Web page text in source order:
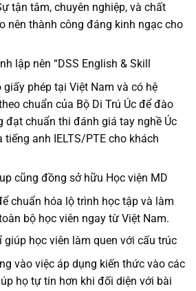
tận tâm, chuyên nghiệp, và chất
nên thành công đáng kinh ngạc cho
lập nên “DSS English & Skill
giấy phép tại Việt Nam và có hệ
chuẩn của Bộ Di Trú Úc để đào
đạt chuẩn thi đánh giá tay nghề Úc
tiếng anh IELTS/PTE cho khách
cũng đồng sở hữu Học viện MD
chuẩn hóa lộ trình học tập và làm
bộ học viên ngay từ Việt Nam.
học viên làm quen với cấu trúc
vào việc áp dụng kiến thức vào các
họ tự tin hơn khi đối diện với bài